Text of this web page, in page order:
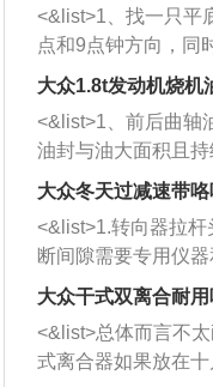
施。 <&list>2、直
杂物推到排气管里
三元催化器拆解开，
西取出来。但如果
的堵塞，就需要将
洗剂对堵塞的情况得
放在燃油箱中，与燃
动时，就可以和汽
室，最后形成废气
催化器得到清洗，
能够得到解决。
<&list>1、找一只平
点和9点钟方向，同
方向做一个标记。
一圈半的练习，往
圈数。 <&list>3、
习，这样就可以形成
驾驶车辆时，不需
向。
大众1.8t发动机烧机
<&list>1、前后曲轴
油封与油大面积且
和发动机内持续温
逐渐减弱，导致渗
活塞间隙过大：积
的间隙扩大，导致
造成烧机油。
机油粘度过小的话
象，机油粘度过小具
大众冬天过减速带
<&list>1.转向器拉杆
断间隙需要专用仪
无法制作，需要将
店；<&list>2.车辆半
裂，破裂后会出现漏
损严重，磨损的半轴
大众干式双离合耐用
<&list>总体而言不
式离合器如果放在